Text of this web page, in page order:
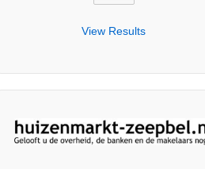
View Results